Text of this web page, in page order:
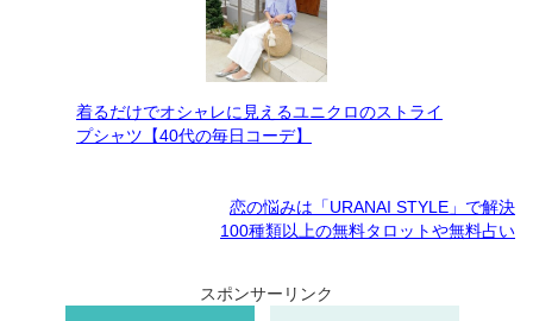
着るだけでオシャレに見えるユニクロのストライ
プシャツ【40代の毎日コーデ】
恋の悩みは「URANAI STYLE」で解決
100種類以上の無料タロットや無料占い
スポンサーリンク